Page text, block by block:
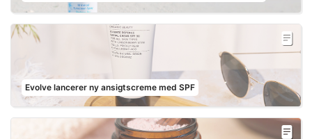
Evolve lancerer ny ansigtscreme med SPF